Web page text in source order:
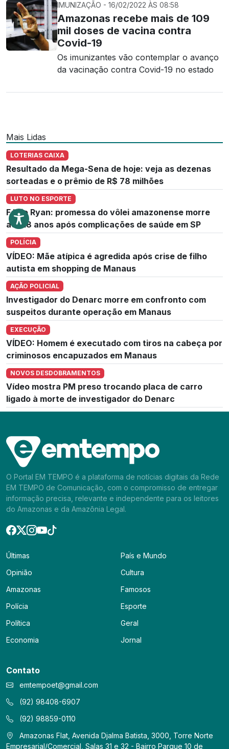
IMUNIZAÇÃO - 16/02/2022 ÀS 08:58
Amazonas recebe mais de 109
mil doses de vacina contra
Covid-19
Os imunizantes vão contemplar o avanço
da vacinação contra Covid-19 no estado
Mais Lidas
LOTERIAS CAIXA
Resultado da Mega-Sena de hoje: veja as dezenas
sorteadas e o prêmio de R$ 78 milhões
LUTO NO ESPORTE
Fábio Ryan: promessa do vôlei amazonense morre
aos 18 anos após complicações de saúde em SP
POLÍCIA
VÍDEO: Mãe atípica é agredida após crise de filho
autista em shopping de Manaus
AÇÃO POLICIAL
Investigador do Denarc morre em confronto com
suspeitos durante operação em Manaus
EXECUÇÃO
VÍDEO: Homem é executado com tiros na cabeça por
criminosos encapuzados em Manaus
NOVOS DESDOBRAMENTOS
Vídeo mostra PM preso trocando placa de carro
ligado à morte de investigador do Denarc
O Portal EM TEMPO é a plataforma de notícias digitais da Rede
EM TEMPO de Comunicação, com o compromisso de entregar
informação precisa, relevante e independente para os leitores
do Amazonas e da Amazônia Legal.
Últimas
Opinião
Amazonas
Polícia
Política
Economia
País e Mundo
Cultura
Famosos
Esporte
Geral
Jornal
Contato
emtempoet@gmail.com
(92) 98408-6907
(92) 98859-0110
Amazonas Flat, Avenida Djalma Batista, 3000, Torre Norte
Empresarial/Comercial, Salas 31 e 32 - Bairro Parque 10 de